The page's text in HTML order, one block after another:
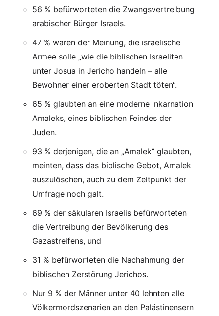
56 % befürworteten die Zwangsvertreibung
arabischer Bürger Israels.
47 % waren der Meinung, die israelische
Armee solle „wie die biblischen Israeliten
unter Josua in Jericho handeln – alle
Bewohner einer eroberten Stadt töten“.
65 % glaubten an eine moderne Inkarnation
Amaleks, eines biblischen Feindes der
Juden.
93 % derjenigen, die an „Amalek“ glaubten,
meinten, dass das biblische Gebot, Amalek
auszulöschen, auch zu dem Zeitpunkt der
Umfrage noch galt.
69 % der säkularen Israelis befürworteten
die Vertreibung der Bevölkerung des
Gazastreifens, und
31 % befürworteten die Nachahmung der
biblischen Zerstörung Jerichos.
Nur 9 % der Männer unter 40 lehnten alle
Völkermordszenarien an den Palästinensern